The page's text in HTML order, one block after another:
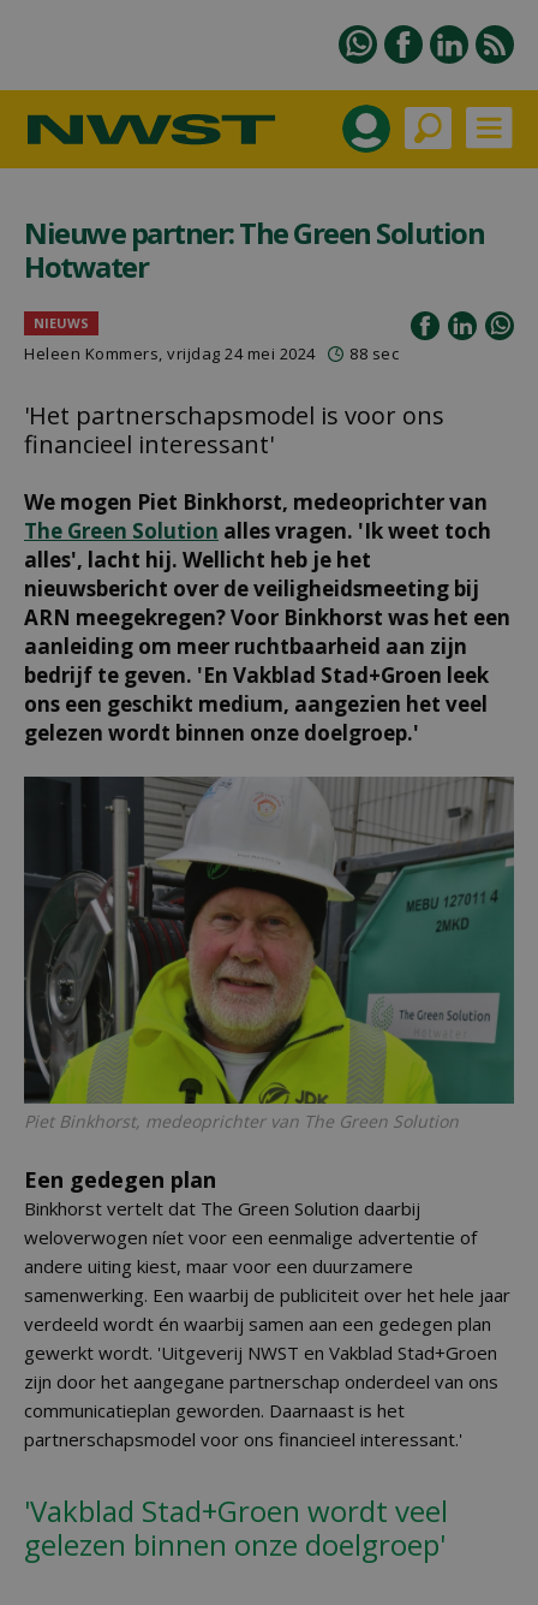
Nieuwe partner: The Green Solution
Hotwater
NIEUWS
Heleen Kommers, vrijdag 24 mei 2024 88 sec
'Het partnerschapsmodel is voor ons
financieel interessant'
We mogen Piet Binkhorst, medeoprichter van
The Green Solution alles vragen. 'Ik weet toch
alles', lacht hij. Wellicht heb je het
nieuwsbericht over de veiligheidsmeeting bij
ARN meegekregen? Voor Binkhorst was het een
aanleiding om meer ruchtbaarheid aan zijn
bedrijf te geven. 'En Vakblad Stad+Groen leek
ons een geschikt medium, aangezien het veel
gelezen wordt binnen onze doelgroep.'
Piet Binkhorst, medeoprichter van The Green Solution
Een gedegen plan
Binkhorst vertelt dat The Green Solution daarbij
weloverwogen níet voor een eenmalige advertentie of
andere uiting kiest, maar voor een duurzamere
samenwerking. Een waarbij de publiciteit over het hele jaar
verdeeld wordt én waarbij samen aan een gedegen plan
gewerkt wordt. 'Uitgeverij NWST en Vakblad Stad+Groen
zijn door het aangegane partnerschap onderdeel van ons
communicatieplan geworden. Daarnaast is het
partnerschapsmodel voor ons financieel interessant.'
'Vakblad Stad+Groen wordt veel
gelezen binnen onze doelgroep'